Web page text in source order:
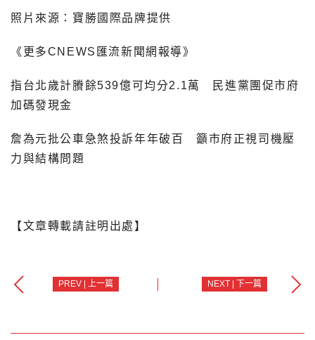
照片來源：寶勝國際品牌提供
《更多CNEWS匯流新聞網報導》
指台北歲計賸餘539億可均分2.1萬 民進黨團促市府
加碼發現金
詹為元批公車急煞投訴年年破百 籲市府正視司機壓
力與結構問題
【文章轉載請註明出處】
PREV | 上一篇 NEXT | 下一篇